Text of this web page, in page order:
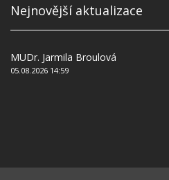
Nejnovější aktualizace
MUDr. Jarmila Broulová
05.08.2026 14:59